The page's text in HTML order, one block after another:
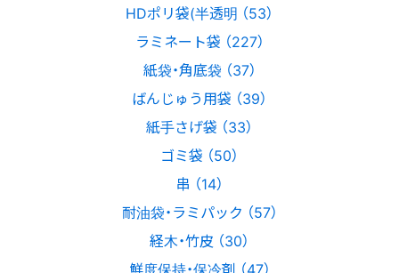
HDポリ袋(半透明 （53）
ラミネート袋 （227）
紙袋・角底袋 （37）
ばんじゅう用袋 （39）
紙手さげ袋 （33）
ゴミ袋 （50）
串 （14）
耐油袋・ラミパック （57）
経木・竹皮 （30）
鮮度保持・保冷剤 （47）